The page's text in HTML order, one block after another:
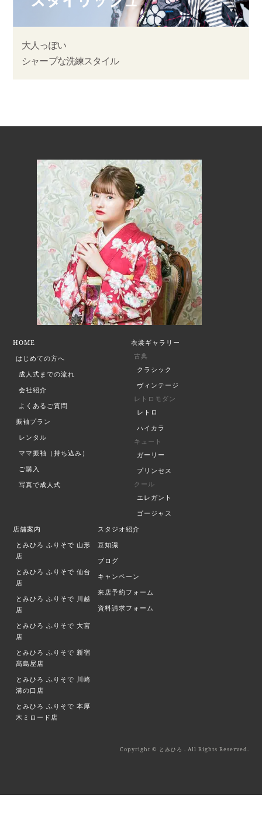
大人っぽい
シャープな洗練スタイル
HOME
はじめての方へ
成人式までの流れ
会社紹介
よくあるご質問
振袖プラン
レンタル
ママ振袖（持ち込み）
ご購入
写真で成人式
衣裳ギャラリー
古典
クラシック
ヴィンテージ
レトロモダン
レトロ
ハイカラ
キュート
ガーリー
プリンセス
クール
エレガント
ゴージャス
店舗案内
とみひろ ふりそで 山形
店
とみひろ ふりそで仙台
店
とみひろ ふりそで 川越
店
とみひろ ふりそで大宮
店
とみひろ ふりそで 新宿
髙島屋店
とみひろ ふりそで 川崎
溝の口店
とみひろ ふりそで本厚
木ミロード店
スタジオ紹介
豆知識
ブログ
キャンペーン
来店予約フォーム
資料請求フォーム
Copyright © とみひろ . All Rights Reserved.